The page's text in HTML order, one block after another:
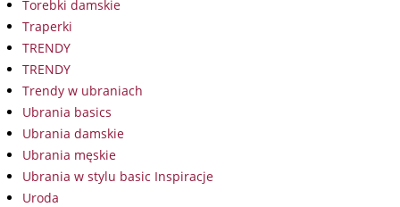
Torebki damskie
Traperki
TRENDY
TRENDY
Trendy w ubraniach
Ubrania basics
Ubrania damskie
Ubrania męskie
Ubrania w stylu basic Inspiracje
Uroda